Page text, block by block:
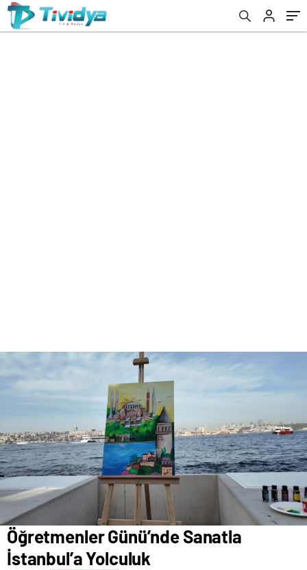
evden
eve
nakliyat
Öğretmenler Günü’nde Sanatla
İstanbul’a Yolculuk